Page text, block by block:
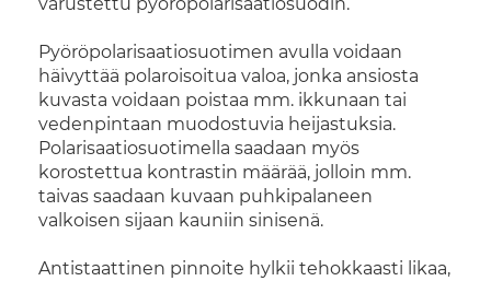
Pyöröpolarisaatiosuotimen avulla voidaan
häivyttää polaroisoitua valoa, jonka ansiosta
kuvasta voidaan poistaa mm. ikkunaan tai
vedenpintaan muodostuvia heijastuksia.
Polarisaatiosuotimella saadaan myös
korostettua kontrastin määrää, jolloin mm.
taivas saadaan kuvaan puhkipalaneen
valkoisen sijaan kauniin sinisenä.
Antistaattinen pinnoite hylkii tehokkaasti likaa,